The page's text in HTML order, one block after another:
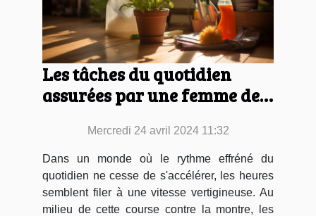
Les tâches du quotidien
assurées par une femme de
Mercredi 24 avril 2024 11:32
Dans un monde où le rythme effréné du
quotidien ne cesse de s'accélérer, les heures
semblent filer à une vitesse vertigineuse. Au
milieu de cette course contre la montre, les